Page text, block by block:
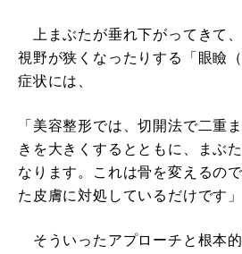
上まぶたが垂れ下がってきて
視野が狭くなったりする「眼瞼
症状には、
「美容整形では、切開法で二重
きを大きくするとともに、まぶ
なります。これは骨を変えるの
た皮膚に対処しているだけです」
そういったアプローチと根本